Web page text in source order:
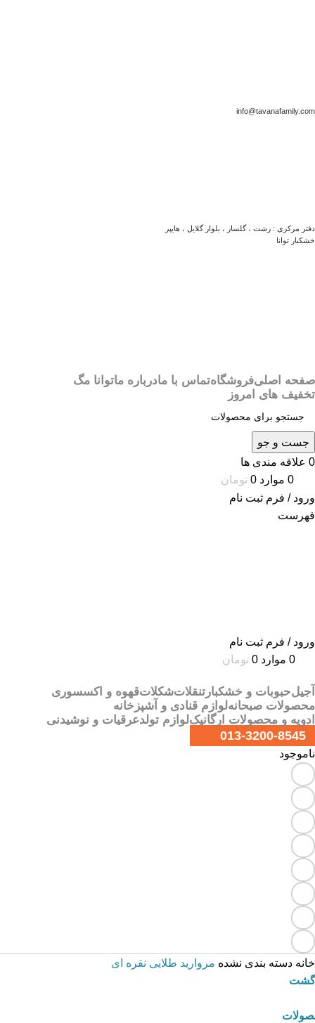
info@tavanafamily.com
دفتر مرکزی : رشت ، گلسار ، بلوار گلایل ، هایپر
خشکبار توانا
صفحه اصلیفروشگاهتماس با مادرباره ماتوانا مگ
تخفیف های امروز
جست و جو
0 علاقه مندی ها
0 موارد 0 تومان
ورود / فرم ثبت نام
فهرست
ورود / فرم ثبت نام
0 موارد 0 تومان
آجیلحبوبات و خشکبار تنقلاتشکلاتقهوه و اکسسوری
محصولات صبحانهلوازم قنادی و آشپزخانه
ادویه و محصولات ارگانیکلوازم تولدعرقیات و نوشیدنی
013-3200-8545
ناموجود
خانه دسته بندی نشده مروارید طلایی نقره ای